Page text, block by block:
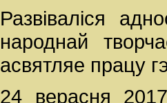
Развіваліся
народнай
асвятляе працу
24 верасня